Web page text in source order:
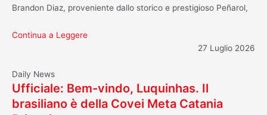
Brandon Diaz, proveniente dallo storico e prestigioso Peñarol,
Continua a Leggere
27 Luglio 2026
Daily News
Ufficiale: Bem-vindo, Luquinhas. Il
brasiliano è della Covei Meta Catania